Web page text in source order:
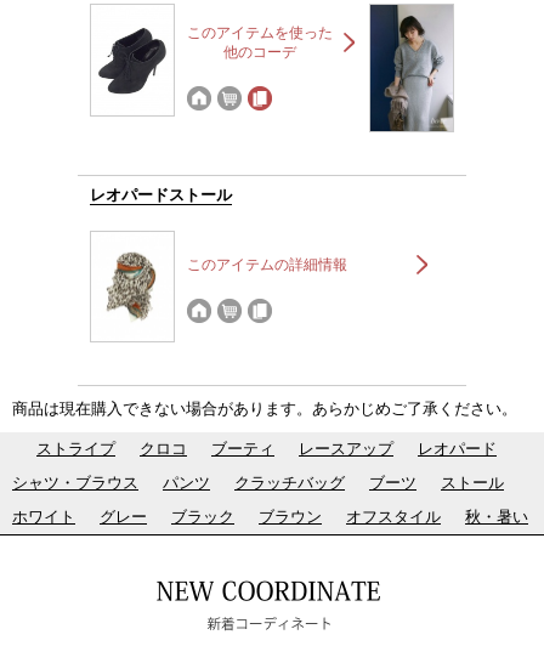
このアイテムを使った
他のコーデ
レオパードストール
このアイテムの詳細情報
商品は現在購入できない場合があります。あらかじめご了承ください。
ストライプ クロコ ブーティ レースアップ
レオパード
シャツ・ブラウス
パンツ クラッチバッグ ブーツ
ストール
ホワイト
グレー ブラック ブラウン オフスタイル 秋・暑い